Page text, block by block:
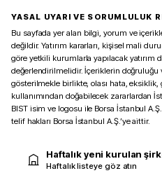
YASAL UYARI VE SORUMLULUK
Bu sayfada yer alan bilgi, yorum ve
değildir. Yatırım kararları, kişisel mali
göre yetkili kurumlarla yapılacak yatırım
değerlendirilmelidir. İçeriklerin
gösterilmekle birlikte, olası hata,
kullanımından doğabilecek zararlardan
BIST isim ve logosu ile Borsa İstanbul
telif hakları Borsa İstanbul A.Ş.’ye aittir.
Haftalık yeni kurulan
Haftalık listeye göz atın